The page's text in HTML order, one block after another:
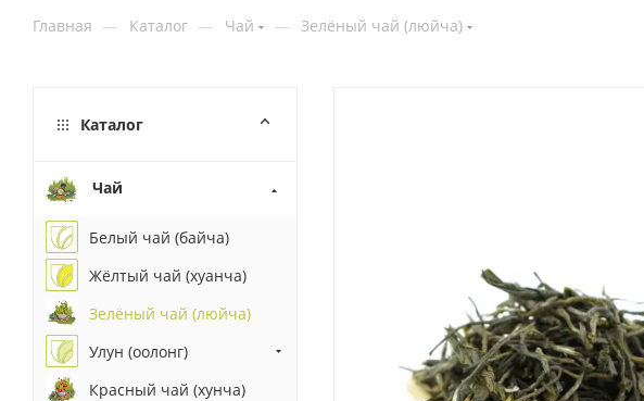
Главная — Каталог — Чай — Зелёный чай (люйча)
Каталог
Чай
Белый чай (байча)
Жёлтый чай (хуанча)
Зелёный чай (люйча)
Улун (оолонг)
Красный чай (хунча)